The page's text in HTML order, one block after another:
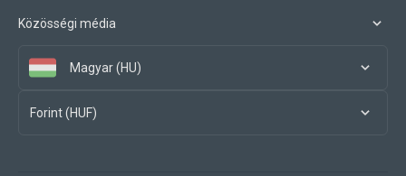
Közösségi média
Magyar (HU)
Forint (HUF)